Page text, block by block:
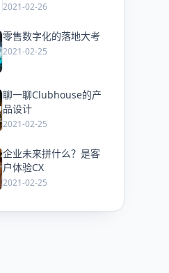
2021-02-26
零售数字化的落地大考
2021-02-25
聊一聊Clubhouse的产
品设计
2021-02-25
企业未来拼什么？是客
户体验CX
2021-02-25